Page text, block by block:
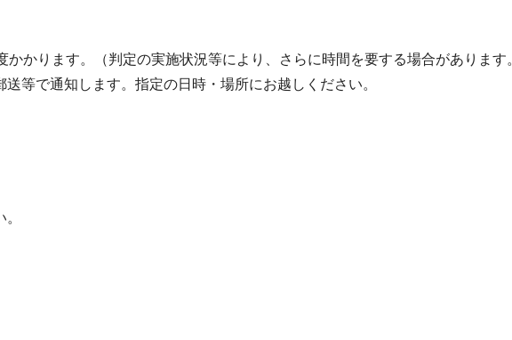
かかります。（判定の実施状況等により、さらに時間を要する場合があります
等で通知します。指定の日時・場所にお越しください。